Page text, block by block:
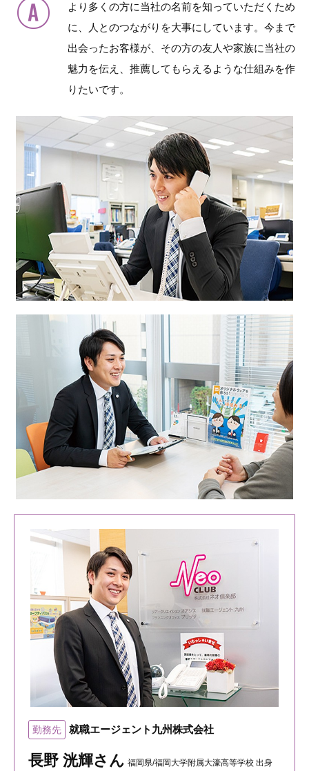
より多くの方に当社の名前を知っていただくため
に、人とのつながりを大事にしています。今まで
出会ったお客様が、その方の友人や家族に当社の
魅力を伝え、推薦してもらえるような仕組みを作
りたいです。
勤務先 就職エージェント九州株式会社
長野 洸輝さん 福岡県/福岡大学附属大濠高等学校 出身